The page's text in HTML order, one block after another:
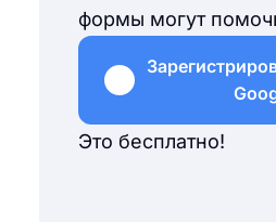
формы могут
Это бесплатно!